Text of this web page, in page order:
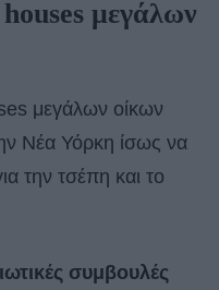
μεγάλων
μεγάλων οίκων
Νέα Υόρκη ίσως να
την τσέπη και το
συμβουλές